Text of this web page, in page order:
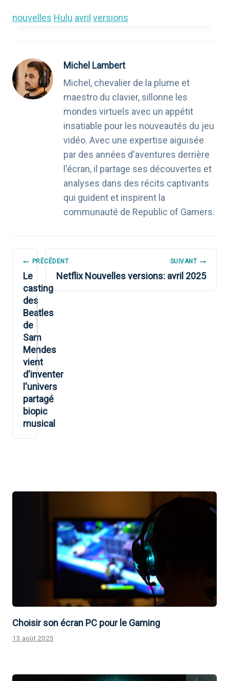
nouvelles Hulu avril versions
Michel Lambert
Michel, chevalier de la plume et
maestro du clavier, sillonne les
mondes virtuels avec un appétit
insatiable pour les nouveautés du jeu
vidéo. Avec une expertise aiguisée
par des années d'aventures derrière
l'écran, il partage ses découvertes et
analyses dans des récits captivants
qui guident et inspirent la
communauté de Republic of Gamers.
NAVIGATION
DE
L’ARTICLE
PRÉCÉDENT
Le
casting
des
Beatles
de
Sam
Mendes
vient
d'inventer
l'univers
partagé
biopic
musical
SUIVANT
Netflix Nouvelles versions: avril 2025
Choisir son écran PC pour le Gaming
13 août 2025